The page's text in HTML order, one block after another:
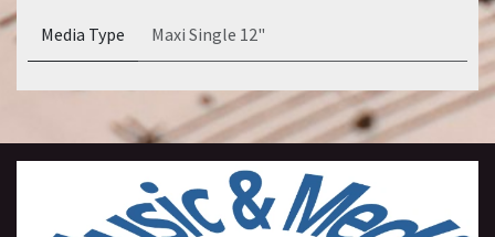
Media Type Maxi Single 12"